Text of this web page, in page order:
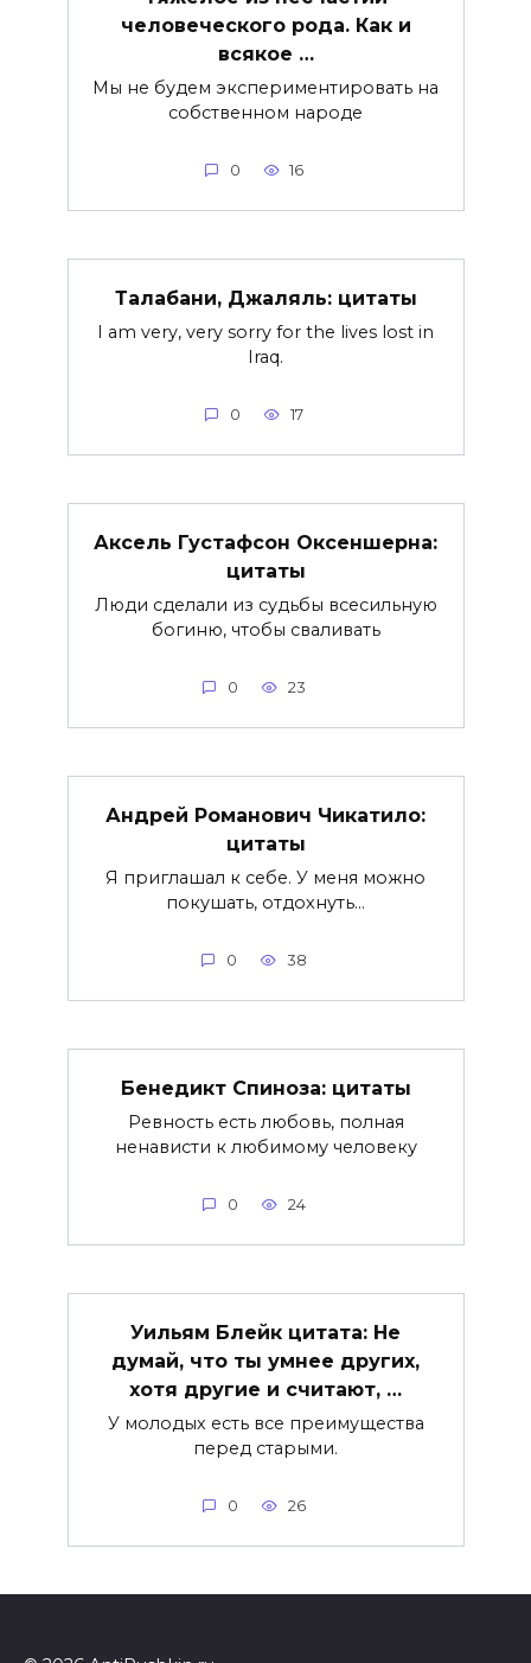
человеческого рода. Как и
всякое …
Мы не будем экспериментировать на
собственном народе
0 16
Талабани, Джаляль: цитаты
I am very, very sorry for the lives lost in
Iraq.
0 17
Аксель Густафсон Оксеншерна:
цитаты
Люди сделали из судьбы всесильную
богиню, чтобы сваливать
0 23
Андрей Романович Чикатило:
цитаты
Я приглашал к себе. У меня можно
покушать, отдохнуть…
0 38
Бенедикт Спиноза: цитаты
Ревность есть любовь, полная
ненависти к любимому человеку
0 24
Уильям Блейк цитата: Не
думай, что ты умнее других,
хотя другие и считают, …
У молодых есть все преимущества
перед старыми.
0 26